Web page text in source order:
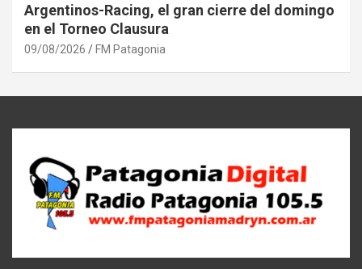
Argentinos-Racing, el gran cierre del domingo
en el Torneo Clausura
09/08/2026 FM Patagonia